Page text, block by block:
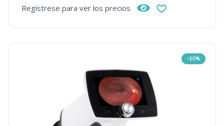
Regístrese para ver los precios
-10%